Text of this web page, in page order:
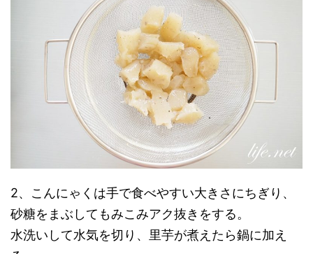
2、こんにゃくは手で食べやすい大きさにちぎり、
砂糖をまぶしてもみこみアク抜きをする。
水洗いして水気を切り、里芋が煮えたら鍋に加え